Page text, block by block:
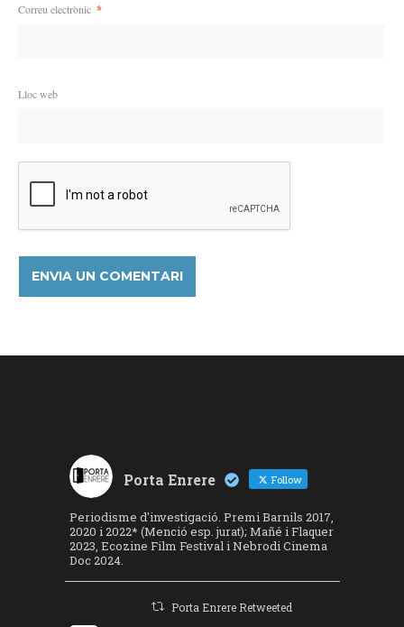
Correu electrònic *
Lloc web
Porta Enrere Follow
Periodisme d'investigació. Premi Barnils 2017,
2020 i 2022* (Menció esp. jurat); Mañé i Flaquer
2023, Ecozine Film Festival i Nebrodi Cinema
Doc 2024.
Porta Enrere Retweeted